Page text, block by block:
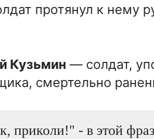
протянул к нему
Кузьмин — солдат,
смертельно
приколи!" - в этой